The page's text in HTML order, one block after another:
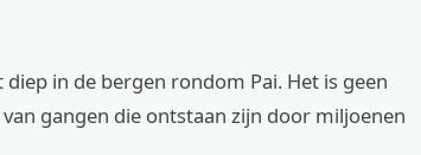
in de bergen rondom Pai. Het is geen
gangen die ontstaan zijn door miljoenen